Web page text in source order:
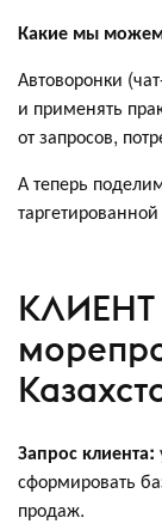
Какие мы
Автоворонки
и применять
от запросов,
А теперь
КЛИЕНТ
Запрос клиента:
сформировать
продаж.